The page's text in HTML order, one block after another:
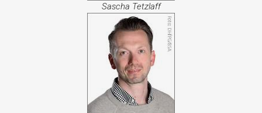
Sascha Tetzlaff